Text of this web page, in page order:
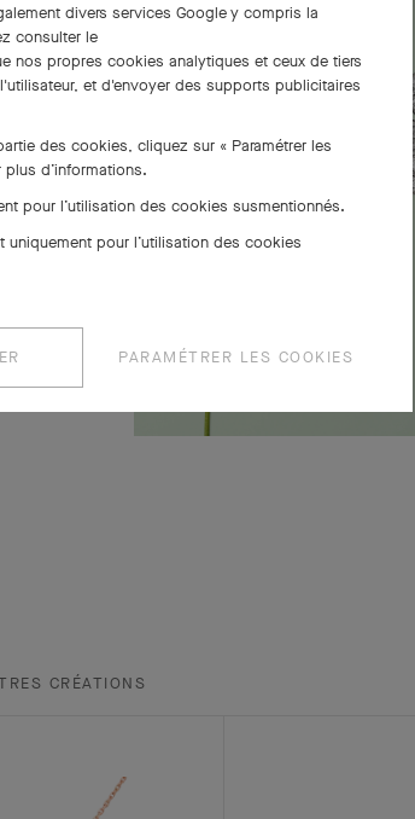
CRÉATIONS
divers services Google y compris la
consulter le
nos propres cookies analytiques et ceux de tiers
et d'envoyer des supports publicitaires
des cookies, cliquez sur « Paramétrer les
d’informations.
pour l’utilisation des cookies susmentionnés.
uniquement pour l’utilisation des cookies
PARAMÉTRER LES COOKIES